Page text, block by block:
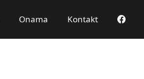
Onama Kontakt